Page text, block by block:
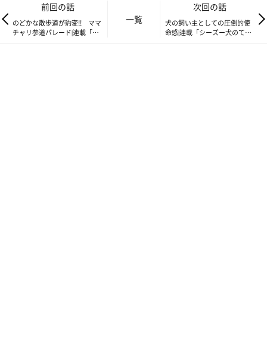
前回の話
のどかな散歩道が豹変!! ママ
チャリ参道パレード|連載「シ
一覧
次回の話
犬の飼い主としての圧倒的使
命感|連載「シーズー犬のてん